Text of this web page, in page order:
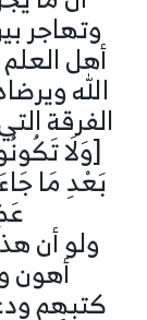
وتهاجر
أهل
الله
الفرقة
[وَلَا
بَعْدِ مَا
ولو أن
أهون
كتبهم